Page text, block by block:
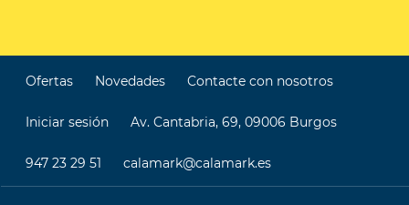
Ofertas Novedades Contacte con nosotros
Iniciar sesión Av. Cantabria, 69, 09006 Burgos
947 23 29 51 calamark@calamark.es